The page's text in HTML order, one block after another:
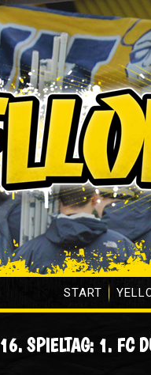
START
16. SPIELTAG: 1. FC